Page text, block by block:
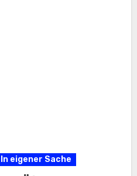
In eigener Sache